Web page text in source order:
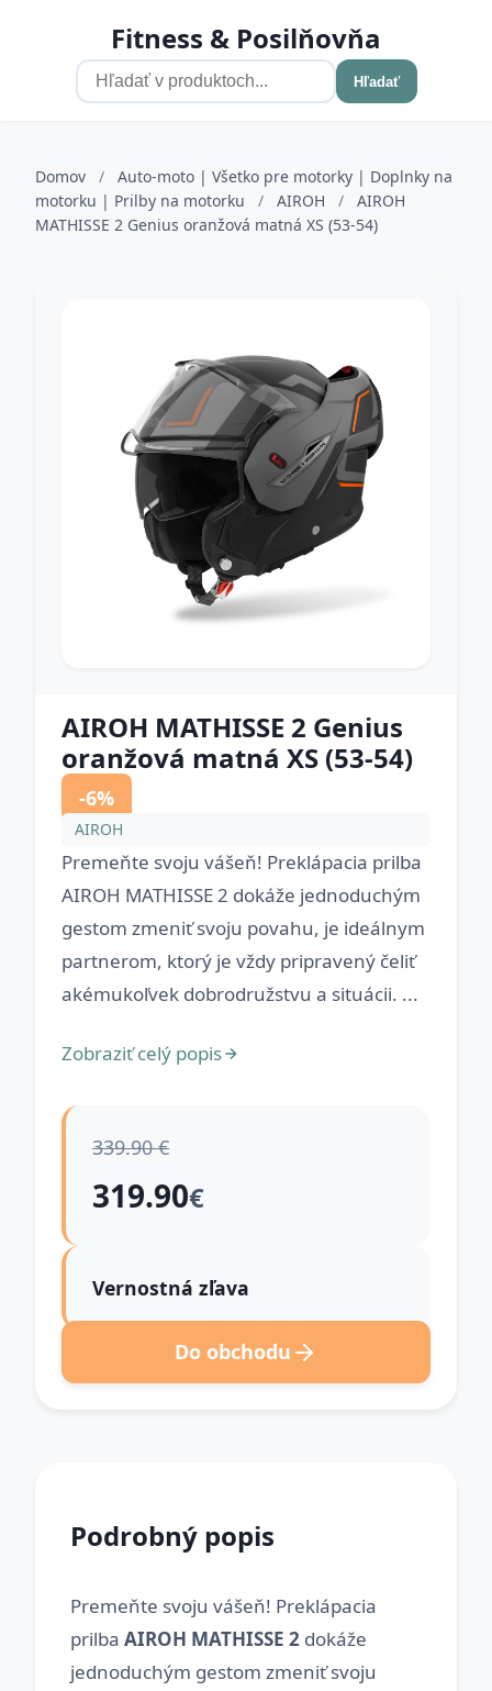
Fitness & Posilňovňa
Hľadať
Domov /
Auto-moto | Všetko pre motorky | Doplnky na
motorku | Prilby na motorku
/ AIROH /
AIROH
MATHISSE 2 Genius oranžová matná XS (53-54)
AIROH MATHISSE 2 Genius
oranžová matná XS (53-54)
-6%
AIROH
Premeňte svoju vášeň! Preklápacia prilba
AIROH MATHISSE 2 dokáže jednoduchým
gestom zmeniť svoju povahu, je ideálnym
partnerom, ktorý je vždy pripravený čeliť
akémukoľvek dobrodružstvu a situácii. ...
Zobraziť celý popis
339.90 €
319.90€
Vernostná zľava
Do obchodu
Podrobný popis
Premeňte svoju vášeň! Preklápacia
prilba AIROH MATHISSE 2 dokáže
jednoduchým gestom zmeniť svoju